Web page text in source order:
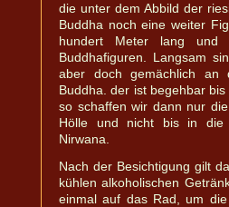
die unter dem Abbild der
Buddha noch eine weiter
hundert Meter lang und
Buddhafiguren. Langsam
aber doch gemächlich an
Buddha. der ist begehbar
so schaffen wir dann nur
Hölle und nicht bis in die
Nirwana.
Nach der Besichtigung gilt
kühlen alkoholischen
einmal auf das Rad, um